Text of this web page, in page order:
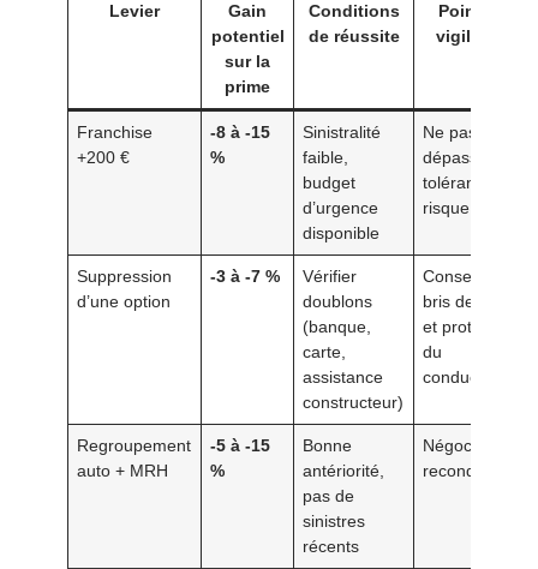
Levier
Gain
potentiel
sur la
prime
Conditions
de réussite
Point de
vigilance
Franchise
+200 €
-8 à -15
%
Sinistralité
faible,
budget
d’urgence
disponible
Ne pas
dépasser sa
tolérance au
risque
Suppression
d’une option
-3 à -7 %
Vérifier
doublons
(banque,
carte,
assistance
constructeur)
Conserver
bris de glace
et protection
du
conducteur
Regroupement
auto + MRH
-5 à -15
%
Bonne
antériorité,
pas de
sinistres
récents
Négocier la
reconduction